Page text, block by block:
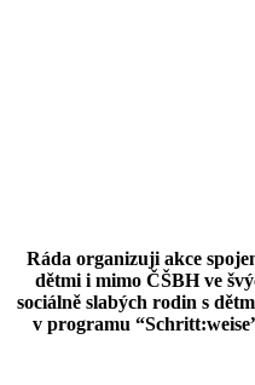
Ráda organizuji akce
dětmi i mimo ČŠBH ve
sociálně slabých rodin s
v programu